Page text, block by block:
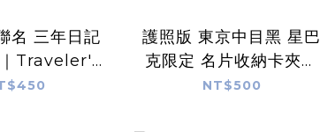
名 三年日記
｜Traveler's
護照版 東京中目黑 星巴
克限定 名片收納卡夾｜
日本 Traveler’s
NT$500